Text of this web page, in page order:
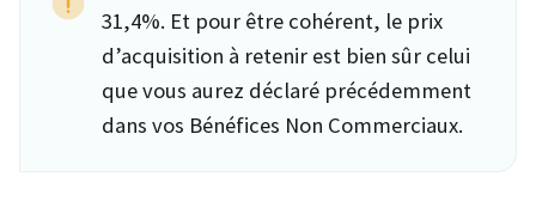
31,4%. Et pour être cohérent, le prix
d’acquisition à retenir est bien sûr celui
que vous aurez déclaré précédemment
dans vos Bénéfices Non Commerciaux.